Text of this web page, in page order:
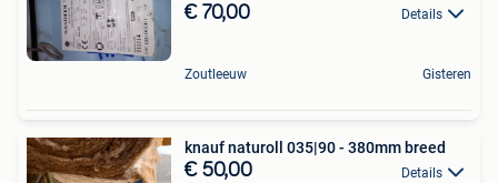
€ 70,00 Details
Zoutleeuw Gisteren
knauf naturoll 035|90 - 380mm breed
€ 50,00 Details